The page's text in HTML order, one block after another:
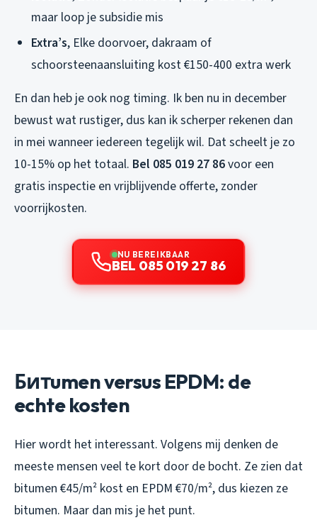
maar loop je subsidie mis
Extra’s, Elke doorvoer, dakraam of
schoorsteenaansluiting kost €150-400 extra werk
En dan heb je ook nog timing. Ik ben nu in december
bewust wat rustiger, dus kan ik scherper rekenen dan
in mei wanneer iedereen tegelijk wil. Dat scheelt je zo
10-15% op het totaal. Bel 085 019 27 86voor een
gratis inspectie en vrijblijvende offerte, zonder
voorrijkosten.
NU BEREIKBAAR
BEL 085 019 27 86
Битumen versus EPDM: de
echte kosten
Hier wordt het interessant. Volgens mij denken de
meeste mensen veel te kort door de bocht. Ze zien dat
bitumen €45/m² kost en EPDM €70/m², dus kiezen ze
bitumen. Maar dan mis je het punt.